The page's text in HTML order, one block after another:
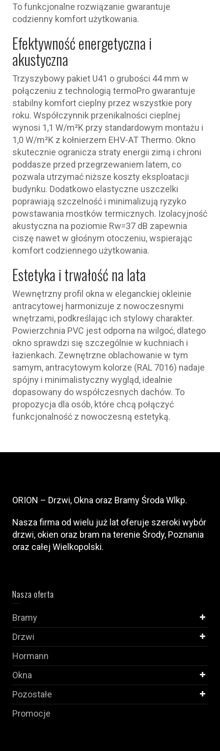
To funkcjonalne rozwiązanie gwarantuje
codzienny komfort użytkowania.
Efektywność energetyczna i
akustyczna
Trzyszybowy pakiet U41 o grubości 44 mm w
połączeniu z technologią termoPro gwarantuje
stabilny komfort cieplny przez wszystkie pory
roku. Współczynnik przenikalności cieplnej
wynosi 1,1 W/m²K przy standardowym montażu i
1,0 W/m²K z kołnierzem EHV-AT Thermo. Okno
skutecznie ogranicza straty energii zimą i chroni
poddasze przed przegrzewaniem latem, co
pozwala utrzymać niższe koszty eksploatacji
budynku. Dodatkowo elastyczne uszczelki
poprawiają szczelność i minimalizują ryzyko
powstawania mostków termicznych. Izolacyjność
akustyczna na poziomie Rw=37 dB zapewnia
ciszę nawet w głośnym otoczeniu, wspierając
komfort codziennego użytkowania.
Estetyka i trwałość na lata
Wewnętrzny profil okna w eleganckiej okleinie
antracytowej harmonizuje z nowoczesnymi
wnętrzami, podkreślając ich stylowy charakter.
Powierzchnia PVC jest odporna na wilgoć, dlatego
okno sprawdzi się szczególnie w kuchniach i
łazienkach. Zewnętrzne oblachowanie w tym
samym, antracytowym kolorze (RAL 7016) nadaje
spójny i minimalistyczny wygląd, idealnie
dopasowany do współczesnych dachów. To
propozycja dla osób, które chcą połączyć
funkcjonalność z nowoczesną estetyką.
ORION – Drzwi, Okna oraz Bramy Środa Wlkp.
Nasza firma od wielu już lat oferuje szeroki wybór
drzwi, okien oraz bram na terenie Środy, Poznania
oraz całej Wielkopolski.
Nasza oferta
Bramy
Drzwi
Hormann
Okna
Pozostałe
Promocje